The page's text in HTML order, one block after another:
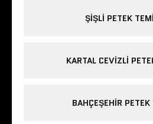
ŞIŞLI PETEK
KARTAL CEVIZLI
BAHÇEŞEHIR